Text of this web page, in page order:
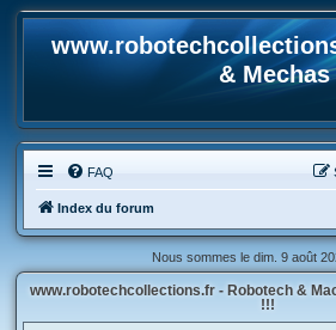
& Mechas
FAQ
Index du forum
Nous sommes le dim. 9 août
www.robotechcollections.fr - Robotech &
!!!